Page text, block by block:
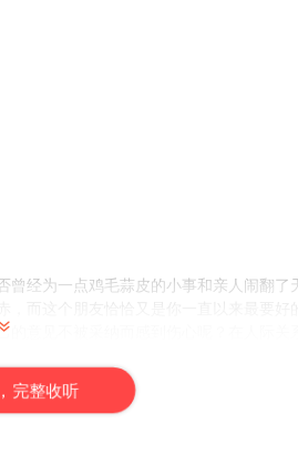
经为一点鸡毛蒜皮的小事和亲人闹翻了
意见不被采纳而感到伤心呢？在人际关
突无时不在、无处不在。为了能建立和
化解之法，让您在生活与工作中游刃有
完整收听